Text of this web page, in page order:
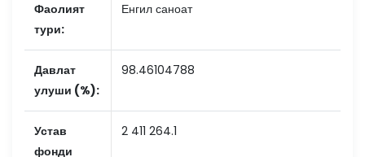
Фаолият
тури:
Енгил саноат
Давлат
улуши (%):
98.46104788
Устав
фонди
2 411 264.1